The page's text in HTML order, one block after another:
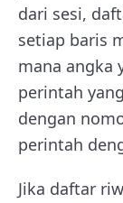
dari sesi,
setiap baris
mana angka
perintah
dengan
perintah
Jika daftar